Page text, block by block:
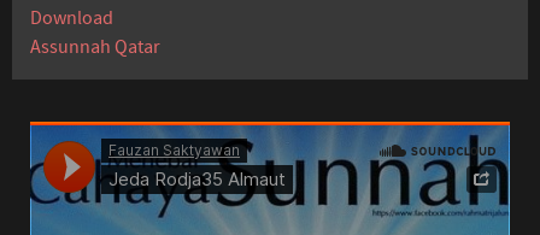
Download
Assunnah Qatar